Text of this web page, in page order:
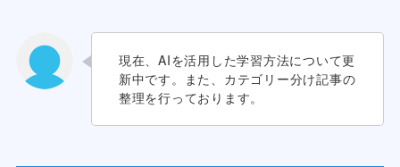
現在、AIを活用した学習方法について更
新中です。また、カテゴリー分け記事の
整理を行っております。